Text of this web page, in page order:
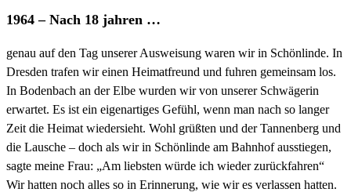
1964 – Nach 18 jahren …
genau auf den Tag unserer Ausweisung waren wir in Schönlinde. In
Dresden trafen wir einen Heimatfreund und fuhren gemeinsam los.
In Bodenbach an der Elbe wurden wir von unserer Schwägerin
erwartet. Es ist ein eigenartiges Gefühl, wenn man nach so langer
Zeit die Heimat wiedersieht. Wohl grüßten und der Tannenberg und
die Lausche – doch als wir in Schönlinde am Bahnhof ausstiegen,
sagte meine Frau: „Am liebsten würde ich wieder zurückfahren“
Wir hatten noch alles so in Erinnerung, wie wir es verlassen hatten.